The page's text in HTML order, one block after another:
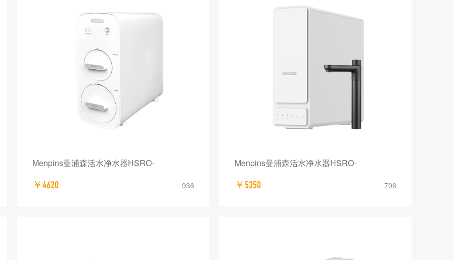
Menpins曼浦森活水净水器HSRO-
￥4620 936
Menpins曼浦森活水净水器HSRO-
￥5350 706